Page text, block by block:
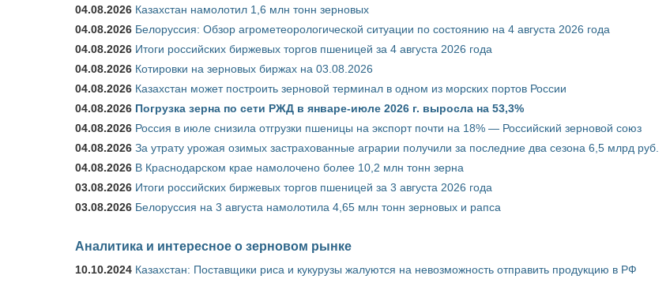
04.08.2026 Казахстан намолотил 1,6 млн тонн зерновых
04.08.2026 Белоруссия: Обзор агрометеорологической ситуации по состоянию на 4 августа 2026 года
04.08.2026 Итоги российских биржевых торгов пшеницей за 4 августа 2026 года
04.08.2026 Котировки на зерновых биржах на 03.08.2026
04.08.2026 Казахстан может построить зерновой терминал в одном из морских портов России
04.08.2026 Погрузка зерна по сети РЖД в январе-июле 2026 г. выросла на 53,3%
04.08.2026 Россия в июле снизила отгрузки пшеницы на экспорт почти на 18% — Российский зерновой союз
04.08.2026 За утрату урожая озимых застрахованные аграрии получили за последние два сезона 6,5 млрд руб.
04.08.2026 В Краснодарском крае намолочено более 10,2 млн тонн зерна
03.08.2026 Итоги российских биржевых торгов пшеницей за 3 августа 2026 года
03.08.2026 Белоруссия на 3 августа намолотила 4,65 млн тонн зерновых и рапса
Аналитика и интересное о зерновом рынке
10.10.2024 Казахстан: Поставщики риса и кукурузы жалуются на невозможность отправить продукцию в РФ